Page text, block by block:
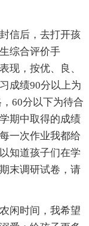
信后，去打开孩
综合评价手
现，按优、良、
成绩90分以上为
60分以下为待合
期中取得的成绩
一次作业我都给
知道孩子们在学
末调研试卷，请
闲时间，我希望